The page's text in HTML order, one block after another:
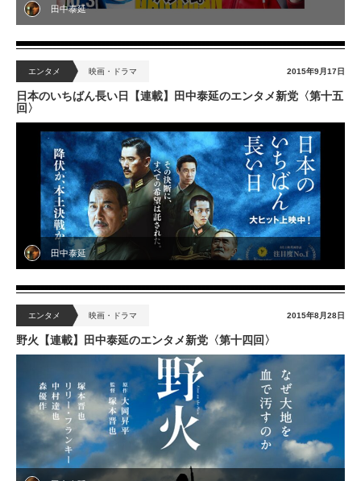
田中泰延
エンタメ 映画・ドラマ 2015年9月17日
日本のいちばん長い日【連載】田中泰延のエンタメ新党〈第十五
回〉
田中泰延
エンタメ 映画・ドラマ 2015年8月28日
野火【連載】田中泰延のエンタメ新党〈第十四回〉